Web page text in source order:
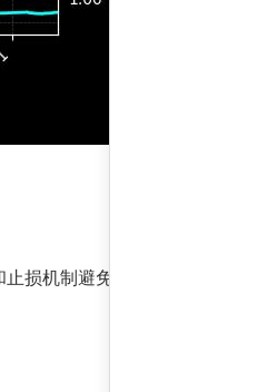
损机制避免重大回撤。最大回